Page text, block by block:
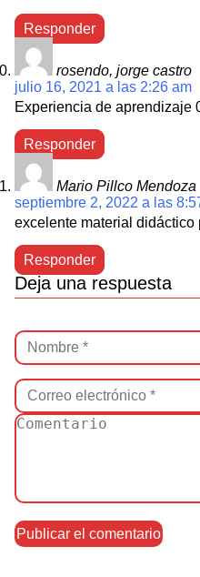
Responder
rosendo, jorge castro
julio 16, 2021 a las 2:26 am
Experiencia de aprendizaje
Responder
Mario Pillco Mendoza
septiembre 2, 2022 a las
excelente material didáctico
Responder
Deja una respuesta